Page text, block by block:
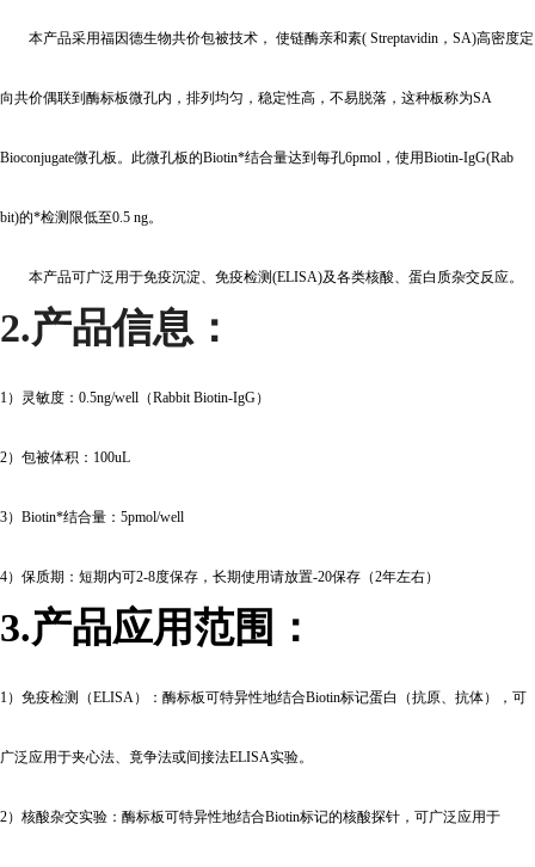
本产品采用福因德生物共价包被技术， 使链酶亲和素( Streptavidin，SA)高密度定
向共价偶联到酶标板微孔内，排列均匀，稳定性高，不易脱落，这种板称为SA
Bioconjugate微孔板。此微孔板的Biotin*结合量达到每孔6pmol，使用Biotin-IgG(Rab
bit)的*检测限低至0.5 ng。
本产品可广泛用于免疫沉淀、免疫检测(ELISA)及各类核酸、蛋白质杂交反应。
2.产品信息：
1）灵敏度：0.5ng/well（Rabbit Biotin-IgG）
2）包被体积：100uL
3）Biotin*结合量：5pmol/well
4）保质期：短期内可2-8度保存，长期使用请放置-20保存（2年左右）
3.产品应用范围：
1）免疫检测（ELISA）：酶标板可特异性地结合Biotin标记蛋白（抗原、抗体），可
广泛应用于夹心法、竟争法或间接法ELISA实验。
2）核酸杂交实验：酶标板可特异性地结合Biotin标记的核酸探针，可广泛应用于